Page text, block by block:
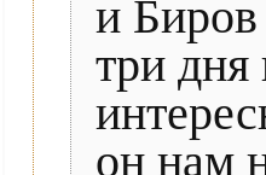
и Биров
три дня
он нам